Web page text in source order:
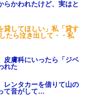
らかわれたけど、実はと
貸してほしい」私「貸す
たら泣き出して・・私
皮膚科にいったら「ジベ
れた
レンタカーを借りて山の
て音がして…